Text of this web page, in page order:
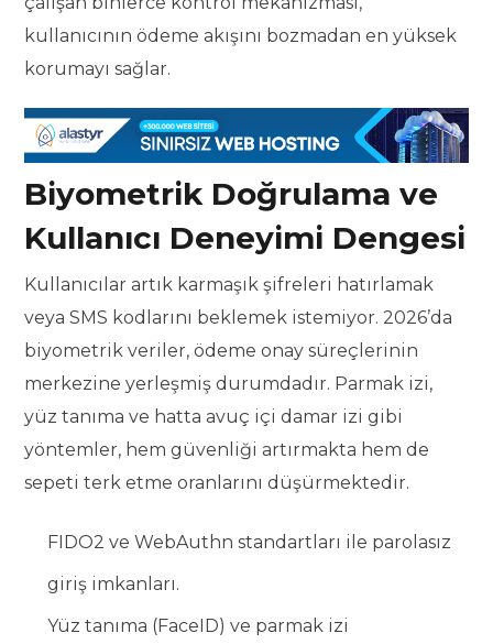
kullanıcının ödeme akışını bozmadan en yüksek
korumayı sağlar.
Biyometrik Doğrulama ve
Kullanıcı Deneyimi Dengesi
Kullanıcılar artık karmaşık şifreleri hatırlamak
veya SMS kodlarını beklemek istemiyor. 2026’da
biyometrik veriler, ödeme onay süreçlerinin
merkezine yerleşmiş durumdadır. Parmak izi,
yüz tanıma ve hatta avuç içi damar izi gibi
yöntemler, hem güvenliği artırmakta hem de
sepeti terk etme oranlarını düşürmektedir.
FIDO2 ve WebAuthn standartları ile parolasız
giriş imkanları.
Yüz tanıma (FaceID) ve parmak izi